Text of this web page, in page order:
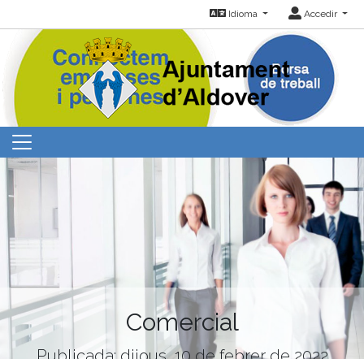
Idioma Accedir
Comercial